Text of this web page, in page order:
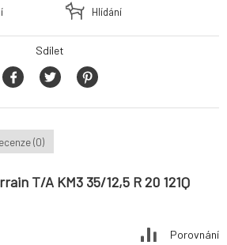
Hlídání
Sdílet
(0)
T/A KM3 35/12,5 R 20 121Q
Porovnání